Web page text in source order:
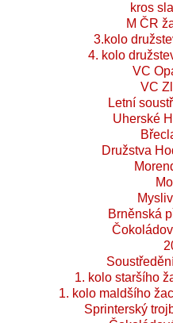
kros
M ČR
3.kolo
4. kolo
VC
VC
Letní
Uherské
Družstva
Brněnská
1. kolo staršího
1. kolo maldšího
Sprinterský